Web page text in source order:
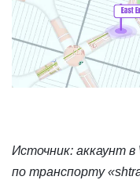
Источник: аккаунт
по транспорту